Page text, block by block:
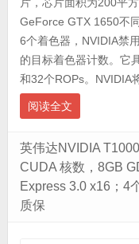
GeForce GTX 1650不
6个着色器，NVIDIA禁
的目标着色器计数。它
和32个ROPs。NVIDIA
阅读全文
英伟达NVIDIA
CUDA 核数，8GB
Express 3.0 x16；4
质保